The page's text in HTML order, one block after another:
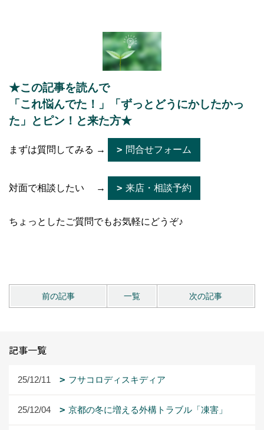
★この記事を読んで
「これ悩んでた！」「ずっとどうにかしたかっ
た」とピン！と来た方★
まずは質問してみる → 問合せフォーム
対面で相談したい → 来店・相談予約
ちょっとしたご質問でもお気軽にどうぞ♪
前の記事 一覧 次の記事
記事一覧
25/12/11 フサコロディスキディア
25/12/04 京都の冬に増える外構トラブル「凍害」